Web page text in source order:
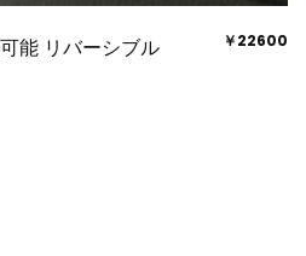
￥22600
能 リバーシブル